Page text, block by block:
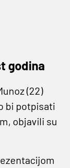
godina
(22)
bi potpisati
objavili su